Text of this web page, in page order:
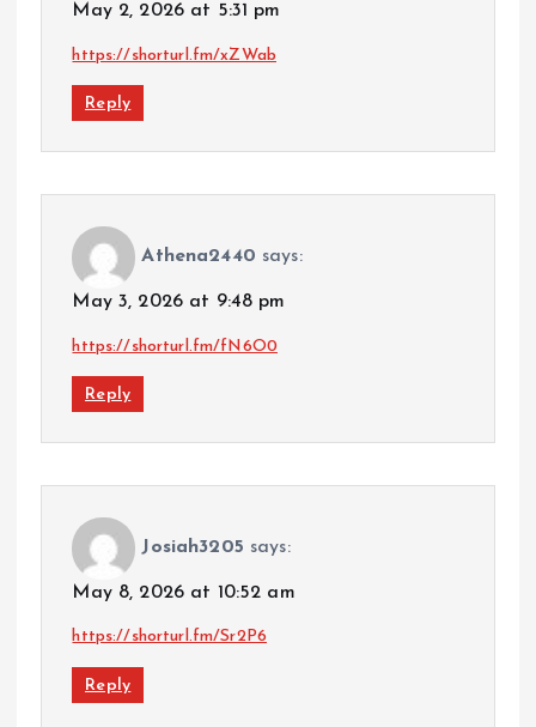
May 2, 2026 at 5:31 pm
https://shorturl.fm/xZWab
Reply
Athena2440 says:
May 3, 2026 at 9:48 pm
https://shorturl.fm/fN6O0
Reply
Josiah3205 says:
May 8, 2026 at 10:52 am
https://shorturl.fm/Sr2P6
Reply